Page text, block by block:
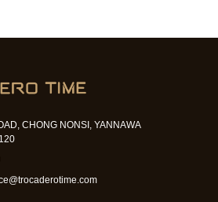
CHONG NONSI, YANNAWA